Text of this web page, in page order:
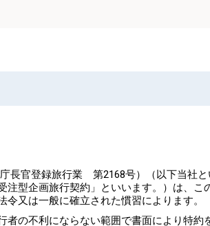
長官登録旅行業 第2168号）（以下当社
注型企画旅行契約」といいます。）は、
又は一般に確立された慣習によります。
者の不利にならない範囲で書面により特約